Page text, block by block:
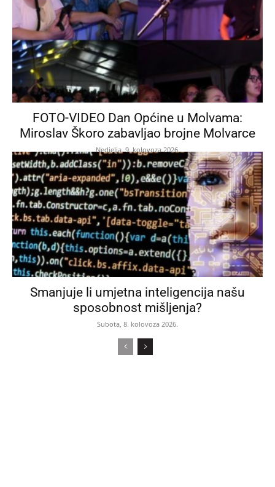
FOTO-VIDEO Dan Općine u Molvama:
Miroslav Škoro zabavljao brojne Molvarce
Nedjelja, 9. kolovoza 2026.
Smanjuje li umjetna inteligencija našu
sposobnost mišljenja?
Subota, 8. kolovoza 2026.